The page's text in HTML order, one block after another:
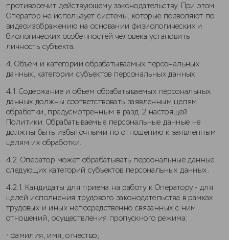
противоречит действующему законодательству. При этом
Оператор не использует системы, которые позволяют по
видеоизображению на основании физиологических и
биологических особенностей человека установить
личность субъекта.
4. Объем и категории обрабатываемых персональных
данных, категории субъектов персональных данных
4.1. Содержание и объем обрабатываемых персональных
данных должны соответствовать заявленным целям
обработки, предусмотренным в разд. 2 настоящей
Политики. Обрабатываемые персональные данные не
должны быть избыточными по отношению к заявленным
целям их обработки.
4.2. Оператор может обрабатывать персональные данные
следующих категорий субъектов персональных данных.
4.2.1. Кандидаты для приема на работу к Оператору - для
целей исполнения трудового законодательства в рамках
трудовых и иных непосредственно связанных с ним
отношений, осуществления пропускного режима:
• фамилия, имя, отчество;